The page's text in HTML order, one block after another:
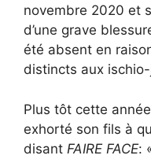
novembre 2020 et
d’une grave
été absent en
distincts aux
Plus tôt cette
exhorté son fils à
disant FAIRE FACE: